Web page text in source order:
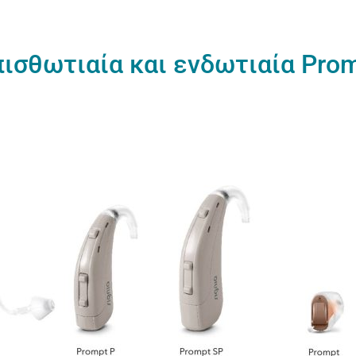
και ενδωτιαία